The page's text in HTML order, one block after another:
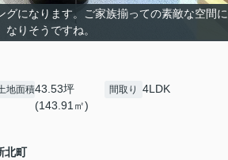
グになります。ご家族揃っての素敵な空間に
なりそうですね。
地面積43.53坪
(143.91㎡)
間取り 4LDK
北町